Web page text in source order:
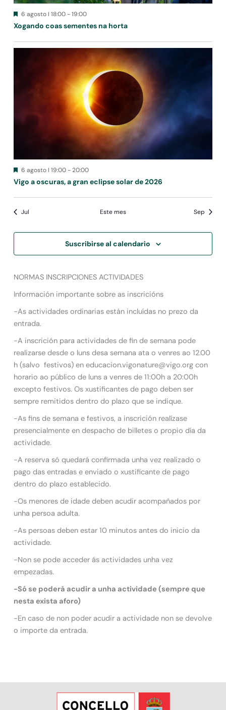
Destacado
6 agosto I 18:00 -19:00
Xogando coas sementes na horta
Destacado
6 agosto I 19:00 -20:00
Vigo a oscuras, a gran eclipse solar de 2026
Jul Este mes Sep
Suscribirse al calendario
NORMAS INSCRIPCIONES ACTIVIDADES
Información importante sobre as inscricións
-As actividades ordinarias están incluídas no prezo da
entrada.
-A inscrición para actividades de fin de semana pode
realizarse desde o luns desa semana ata o venres ao 12.00
h (salvo festivos) en educacion.vigonature@vigo.org con
horario ao público de luns a venres de 11:00h a 20:00h
excepto festivos. Os xustificantes de pago deben ser
sempre remitidos dentro do plazo que se indique.
-As fins de semana e festivos, a inscrición realízase
presencialmente en despacho de billetes o propio día da
actividade.
-A reserva só quedará confirmada unha vez realizado o
pago das entradas e enviado o xustificante de pago
dentro do plazo establecido.
-Os menores de idade deben acudir acompañados por
unha persoa adulta.
-As persoas deben estar 10 minutos antes do inicio da
actividade.
-Non se pode acceder ás actividades unha vez
empezadas.
-Só se poderá acudir a unha actividade (sempre que
nesta exista aforo)
-En caso de non poder acudir a actividade non se devolve
o importe da entrada.